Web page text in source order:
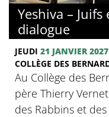
Yeshiva –
dialogue
JEUDI 21 JANVIER 2027
COLLÈGE DES
Au Collège des
père Thierry
des Rabbins et